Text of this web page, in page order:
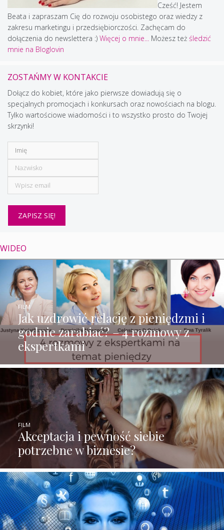
Cześć! Jestem
Beata i zapraszam Cię do rozwoju osobistego oraz wiedzy z
zakresu marketingu i przedsiębiorczości. Zachęcam do
dołączenia do newslettera :) Więcej o mnie... Możesz też śledzić
mnie na Bloglovin
ZOSTAŃMY W KONTAKCIE
Dołącz do kobiet, które jako pierwsze dowiadują się o
specjalnych promocjach i konkursach oraz nowościach na blogu.
Tylko wartościowe wiadomości i to wszystko prosto do Twojej
skrzynki!
WIDEO
Jak uzdrowić relację z pieniędzmi i
godnie zarabiać? – 4 rozmowy z
ekspertkami
FILM
Akceptacja i pewność siebie
potrzebne w biznesie?
FILM